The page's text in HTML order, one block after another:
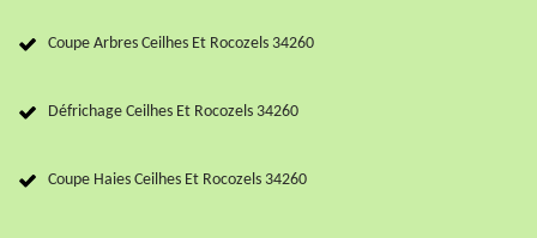
Coupe Arbres Ceilhes Et Rocozels 34260
Défrichage Ceilhes Et Rocozels 34260
Coupe Haies Ceilhes Et Rocozels 34260